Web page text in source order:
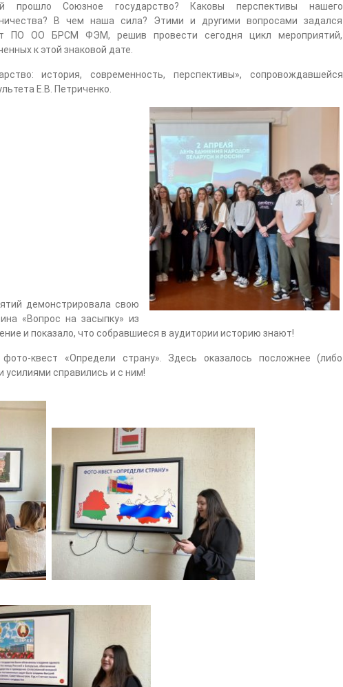
прошло Союзное государство? Каковы перспективы нашего
В чем наша сила? Этими и другими вопросами задался
ПО ОО БРСМ ФЭМ, решив провести сегодня цикл мероприятий,
к этой знаковой дате.
история, современность, перспективы», сопровождавшейся
Е.В. Петриченко.
демонстрировала свою
«Вопрос на засыпку» из
и показало, что собравшиеся в аудитории историю знают!
квест «Определи страну». Здесь оказалось посложнее (либо
усилиями справились и с ним!